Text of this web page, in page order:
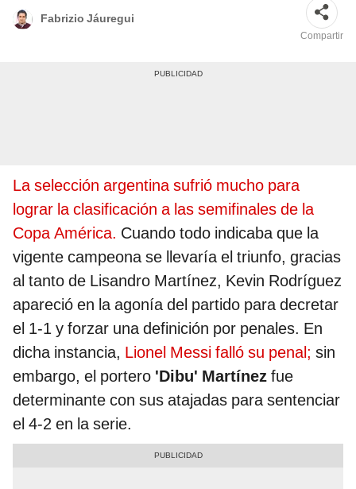
Fabrizio Jáuregui
Compartir
La selección argentina sufrió mucho para
lograr la clasificación a las semifinales de la
Copa América. Cuando todo indicaba que la
vigente campeona se llevaría el triunfo, gracias
al tanto de Lisandro Martínez, Kevin Rodríguez
apareció en la agonía del partido para decretar
el 1-1 y forzar una definición por penales. En
dicha instancia, Lionel Messi falló su penal; sin
embargo, el portero 'Dibu' Martínez fue
determinante con sus atajadas para sentenciar
el 4-2 en la serie.